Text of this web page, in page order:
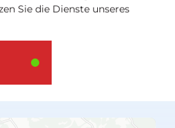
Sie die Dienste unseres